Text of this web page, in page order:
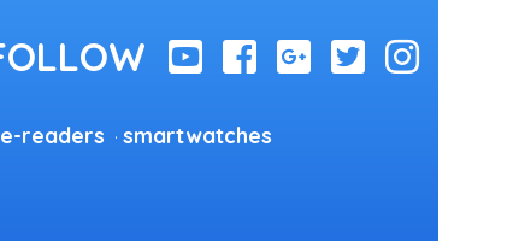
e-readers smartwatches